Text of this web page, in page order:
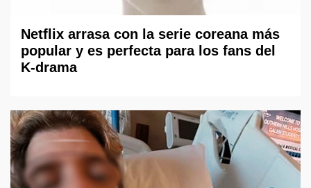
Netflix arrasa con la serie coreana más
popular y es perfecta para los fans del
K-drama